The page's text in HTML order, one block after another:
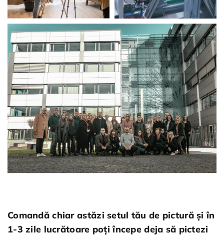
Comandă chiar astăzi setul tău de pictură și în
1-3 zile lucrătoare poți începe deja să pictezi